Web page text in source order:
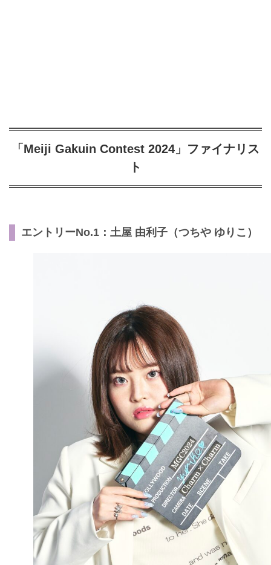
「Meiji Gakuin Contest 2024」ファイナリス
ト
エントリーNo.1：土屋 由利子（つちや ゆりこ）